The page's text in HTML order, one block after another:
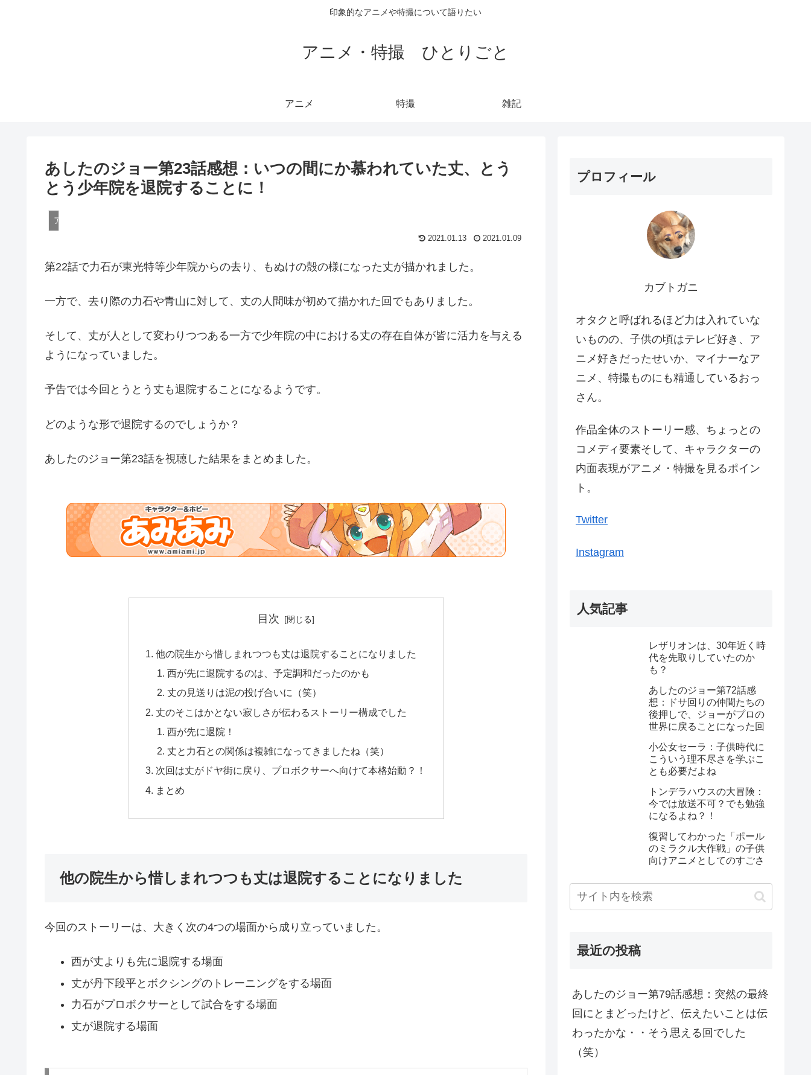
印象的なアニメや特撮について語りたい
アニメ・特撮 ひとりごと
アニメ 特撮 雑記
あしたのジョー第23話感想：いつの間にか慕われていた丈、とう
とう少年院を退院することに！
アニメ
2021.01.13 2021.01.09
第22話で力石が東光特等少年院からの去り、もぬけの殻の様になった丈が描かれました。
一方で、去り際の力石や青山に対して、丈の人間味が初めて描かれた回でもありました。
そして、丈が人として変わりつつある一方で少年院の中における丈の存在自体が皆に活力を与える
ようになっていました。
予告では今回とうとう丈も退院することになるようです。
どのような形で退院するのでしょうか？
あしたのジョー第23話を視聴した結果をまとめました。
目次
他の院生から惜しまれつつも丈は退院することになりました
西が先に退院するのは、予定調和だったのかも
丈の見送りは泥の投げ合いに（笑）
丈のそこはかとない寂しさが伝わるストーリー構成でした
西が先に退院！
丈と力石との関係は複雑になってきましたね（笑）
次回は丈がドヤ街に戻り、プロボクサーへ向けて本格始動？！
まとめ
他の院生から惜しまれつつも丈は退院することになりました
今回のストーリーは、大きく次の4つの場面から成り立っていました。
西が丈よりも先に退院する場面
丈が丹下段平とボクシングのトレーニングをする場面
力石がプロボクサーとして試合をする場面
丈が退院する場面
プロフィール
カブトガニ
オタクと呼ばれるほど力は入れていな
いものの、子供の頃はテレビ好き、ア
ニメ好きだったせいか、マイナーなア
ニメ、特撮ものにも精通しているおっ
さん。
作品全体のストーリー感、ちょっとの
コメディ要素そして、キャラクターの
内面表現がアニメ・特撮を見るポイン
ト。
Twitter
Instagram
人気記事
レザリオンは、30年近く時
代を先取りしていたのか
も？
あしたのジョー第72話感
想：ドサ回りの仲間たちの
後押しで、ジョーがプロの
世界に戻ることになった回
小公女セーラ：子供時代に
こういう理不尽さを学ぶこ
とも必要だよね
トンデラハウスの大冒険：
今では放送不可？でも勉強
になるよね？！
復習してわかった「ポール
のミラクル大作戦」の子供
向けアニメとしてのすごさ
最近の投稿
あしたのジョー第79話感想：突然の最終
回にとまどったけど、伝えたいことは伝
わったかな・・そう思える回でした
（笑）